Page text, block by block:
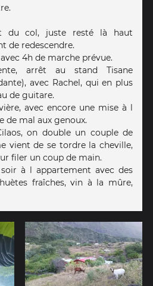
du col, juste resté là haut
de redescendre.
4h de marche prévue.
arrêt au stand Tisane
avec Rachel, qui en plus
de guitare.
avec encore une mise à l
de mal aux genoux.
on double un couple de
vient de se tordre la cheville,
filer un coup de main.
à l appartement avec des
fraîches, vin à la mûre,